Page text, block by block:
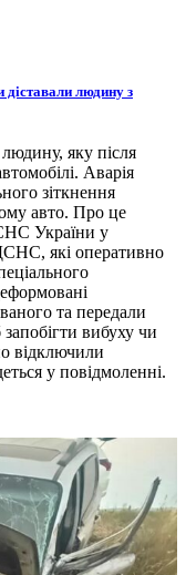
людину з
яку після
Аварія
зіткнення
авто. Про це
України у
які оперативно
та передали
вибуху чи
відключили
у повідмоленні.